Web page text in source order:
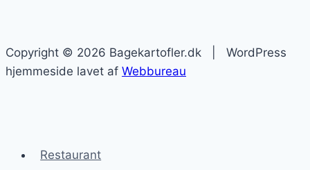
Copyright © 2026 Bagekartofler.dk | WordPress
hjemmeside lavet af Webbureau
Restaurant